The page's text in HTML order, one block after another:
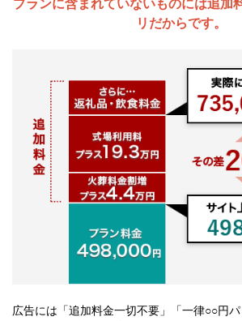
プランに含まれていないものには追加
リだからです。
広告には「追加料金一切不要」「一律○○円